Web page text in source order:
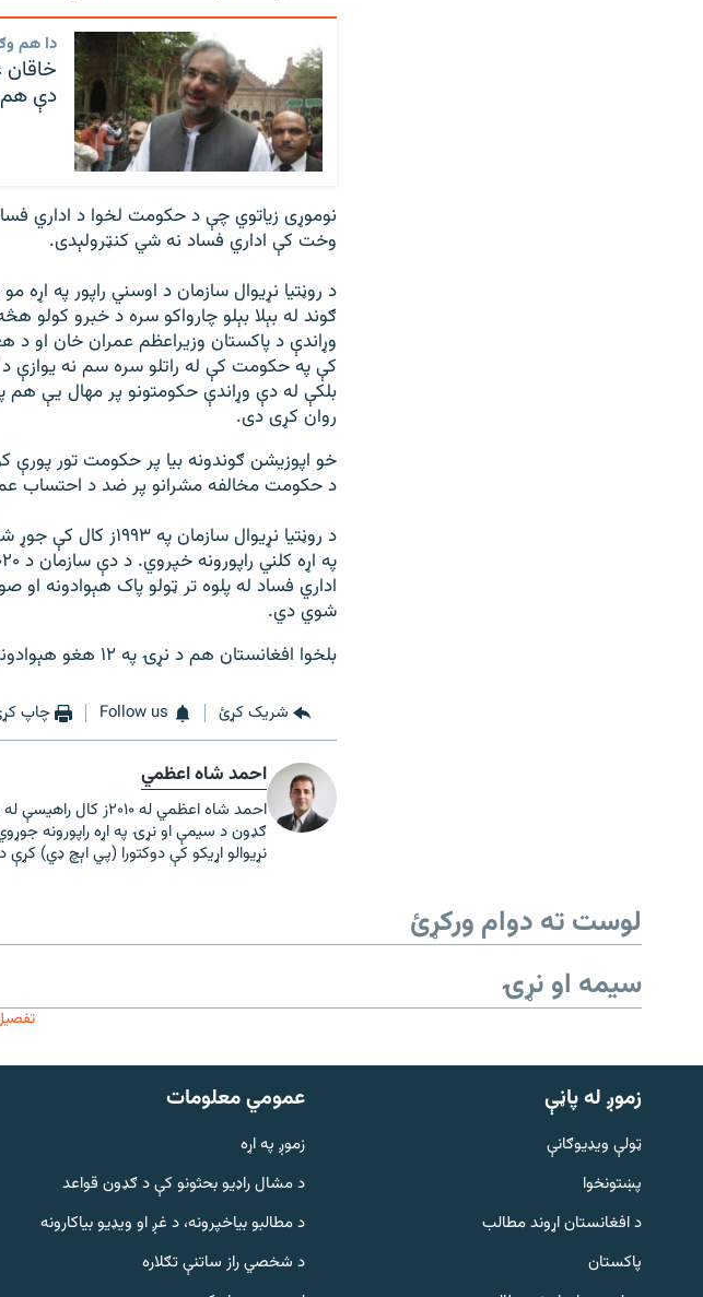
دا هم
خاقان
دې
نوموړی زياتوي چې د حکومت لخوا د اداري
وخت کې اداري فساد نه شي کنټرولېدی.
ګوند له بېلا بېلو چارواکو سره د خبرو
کې په حکومت کې له راتلو سره سم نه يوازې د
بلکې له دې وړاندې حکومتونو پر مهال يې
روان کړی دی.
خو اپوزيشن ګوندونه بيا پر حکومت تور
د حکومت مخالفه مشرانو پر ضد د احتساب
اداري فساد له پلوه تر ټولو پاک هېوادونه
شوي دي.
بلخوا افغانستان هم د نړۍ په ۱۲ هغو هېوادونو کې راغلی چې اداري فساد پکې تر ټولو زيات دی.
شریک کړئ Follow us چاپ
احمد شاه اعظمي
احمد شاه اعظمي له
ګډون د سيمې او نړۍ په اړه راپورونه
نړيوالو اړيکو کې دوکتورا (پي اېچ ډي) کړې
لوست ته دوام ورکړئ
سیمه او نړۍ
زموږ له پاڼې
ټولې ویډیوګانې
پښتونخوا
د افغانستان اړوند مطالب
پاکستان
عمومي معلومات
زموږ په اړه
د مشال راډيو بحثونو کې د ګډون قواعد
د مطالبو بیاخپرونه، د غږ او ویډیو بیاکارونه
د شخصي راز ساتنې تګلاره